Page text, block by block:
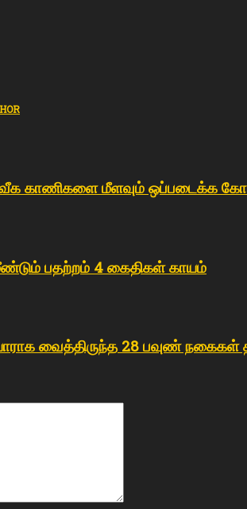
காணிகளை மீளவும் ஒப்படைக்க
பதற்றம் 4 கைதிகள் காயம்
வைத்திருந்த 28 பவுண் நகைகள்